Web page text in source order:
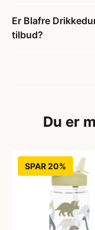
Er Blafre
tilbud?
Du er
SPAR 20%